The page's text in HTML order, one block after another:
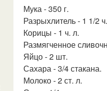
Мука - 350 г.
Разрыхлитель - 1 1/2
Корицы - 1 ч. л.
Размягченное
Яйцо - 2 шт.
Сахара - 3/4 стакана.
Молоко - 2 ст. л.